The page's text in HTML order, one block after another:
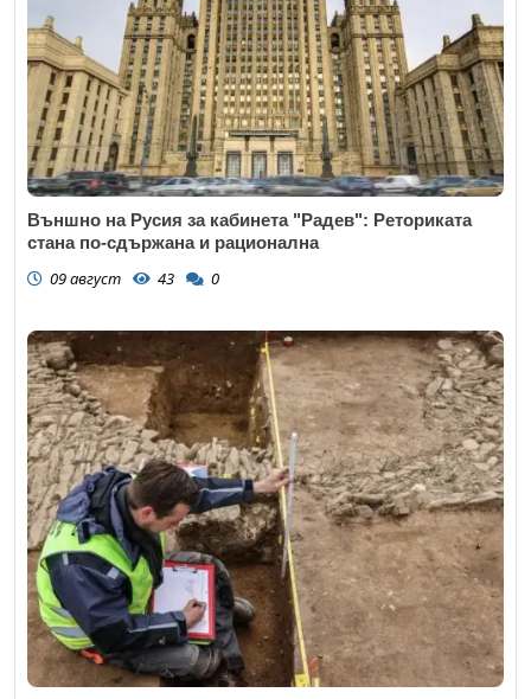
Външно на Русия за кабинета "Радев": Реториката
стана по-сдържана и рационална
09 август 43 0